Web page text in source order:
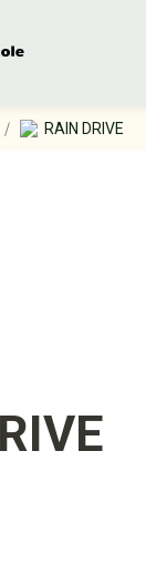
/ RAIN DRIVE